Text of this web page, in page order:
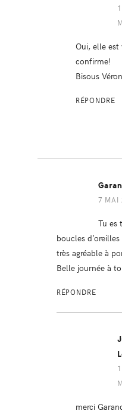
Oui, elle
confirme!
Bisous
RÉPONDRE
7 MAI
Tu es
boucles
très agréable à
Belle journée à
RÉPONDRE
merci